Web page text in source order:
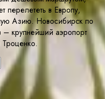
перелететь в Европу,
Азию. Новосибирск по
– крупнейший аэропорт